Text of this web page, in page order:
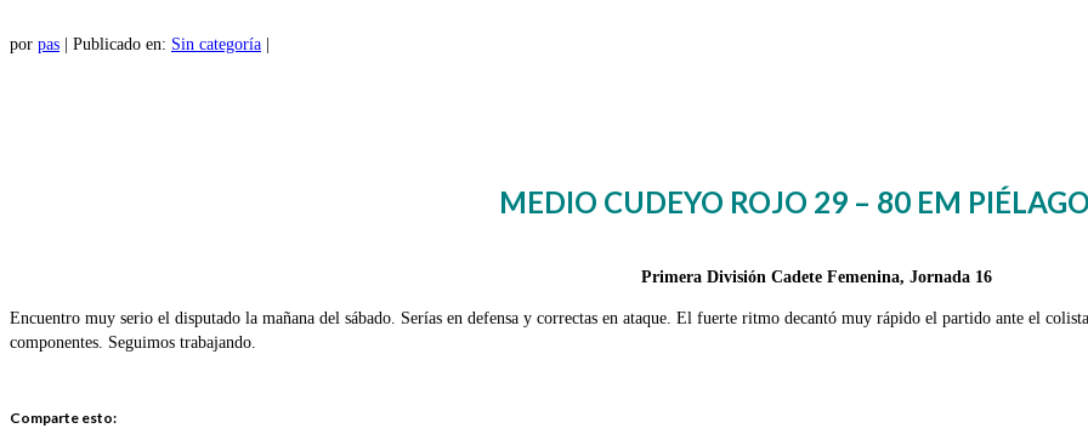
por pas Publicado en: Sin categoría
MEDIO CUDEYO ROJO 29 – 80 EM
Primera División Cadete Femenina, Jornada 16
Encuentro muy serio el disputado la mañana del sábado. Serías en defensa y correctas en ataque. El fuerte ritmo decantó muy rápido el partido ante el
componentes. Seguimos trabajando.
Comparte esto: